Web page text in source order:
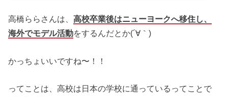
高橋ららさんは、高校卒業後はニューヨークへ移住し、
海外でモデル活動をするんだとか(´∀｀)
かっちょいいですね〜！！
ってことは、高校は日本の学校に通っているってことで